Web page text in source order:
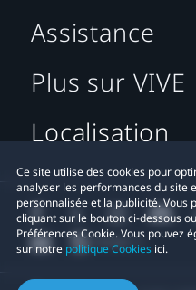
Ce site utilise des cookies pour
analyser les performances du site
personnalisée et la publicité. Vous
cliquant sur le bouton ci-dessous
Préférences Cookie. Vous pouvez
sur notre politique Cookies ici.
Assistance
Plus sur VIVE
Localisation